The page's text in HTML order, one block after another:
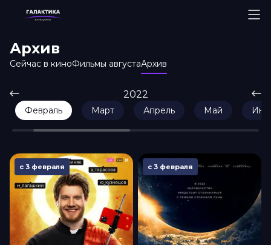
Архив
Сейчас в киноФильмы августаАрхив
2022
Февраль Март Апрель Май
с 3 февраля с 3 февраля